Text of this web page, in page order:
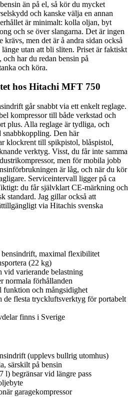
än på el, så kör du mycket
och kanske välja en annan
är minimalt: kolla oljan, byt
och se över slangarna. Det är ingen
krävs, men det är å andra sidan också
utan att bli sliten. Priset är faktiskt
har du redan bensin på
och köra.
hos Hitachi MFT 750
går snabbt via ett enkelt reglage.
kompressor till både verkstad och
plus. Alla reglage är tydliga, och
snabbkoppling. Den här
klockrent till spikpistol, blåspistol,
verktyg. Visst, du får inte samma
men för mobila jobb
är låg, och när du kör
Serviceintervall ligger på ca
du får självklart CE-märkning och
standard. Jag gillar också att
via Hitachis svenska
maximal flexibilitet
(22 kg)
vid varierande belastning
normala förhållanden
funktion och mångsidighet
de flesta tryckluftsverktyg för portabelt
finns i Sverige
(upplevs bullrig utomhus)
särskilt på bensin
l) begränsar vid längre pass
garagekompressor